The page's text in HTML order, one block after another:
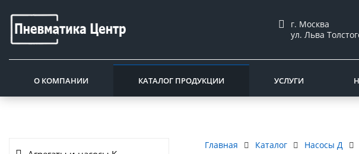
г. Москва
ул. Льва
О КОМПАНИИ КАТАЛОГ ПРОДУКЦИИ УСЛУГИ
Главная Каталог Насосы Д